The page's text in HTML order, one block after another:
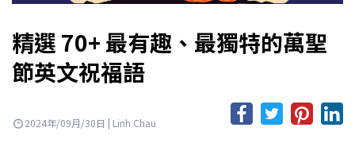
精選 70+ 最有趣、最獨特的萬聖
節英文祝福語
2024年/09月/30日 | Linh Chau